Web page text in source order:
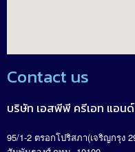
Contact us
บริษัท เอสพีพี ครีเอท แอน
95/1-2 ตรอกโปริสภา(เจริญกรุง